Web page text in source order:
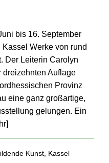
bis 16. September
Werke von rund
Der Leiterin Carolyn
dreizehnten Auflage
Provinz
eine ganz großartige,
gelungen. Ein
]
Kunst, Kassel